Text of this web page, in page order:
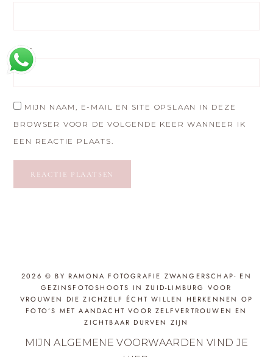
SITE
MIJN NAAM, E-MAIL EN SITE OPSLAAN IN DEZE
BROWSER VOOR DE VOLGENDE KEER WANNEER IK
EEN REACTIE PLAATS.
2026 © BY RAMONA FOTOGRAFIE ZWANGERSCHAP- EN
GEZINSFOTOSHOOTS IN ZUID-LIMBURG VOOR
VROUWEN DIE ZICHZELF ÉCHT WILLEN HERKENNEN OP
FOTO’S MET AANDACHT VOOR ZELFVERTROUWEN EN
ZICHTBAAR DURVEN ZIJN
MIJN ALGEMENE VOORWAARDEN VIND JE